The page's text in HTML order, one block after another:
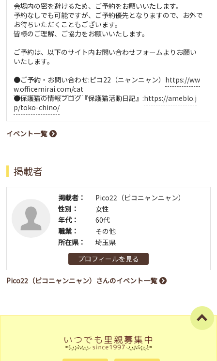
会場内の密を避けるため、ご予約をお願いいたします。
予約なしでも可能ですが、ご予約優先となりますので、お外で
お待ちいただくこともございます。
皆様のご理解、ご協力をお願いいたします。
ご予約は、以下のサイト内お問い合わせフォームよりお願い
いたします。
●ご予約・お問い合わせ:ピコ22（ニャンニャン） https://ww
w.officemirai.com/cat
●保護猫の情報ブログ『保護猫活動日記』:https://ameblo.j
p/toko-chino/
イベント一覧
掲載者
掲載者：
Pico22（ピコニャンニャン）
性別：
女性
年代：
60代
職業：
その他
所在県：
埼玉県
プロフィールを見る
Pico22（ピコニャンニャン）さんのイベント一覧